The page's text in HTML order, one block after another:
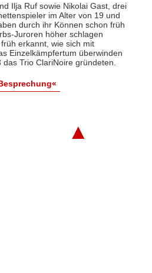
Ilja Ruf sowie Nikolai Gast, drei
im Alter von 19 und
durch ihr Können schon früh
Juroren höher schlagen
erkannt, wie sich mit
Einzelkämpfertum überwinden
Trio ClariNoire gründeten.
▲